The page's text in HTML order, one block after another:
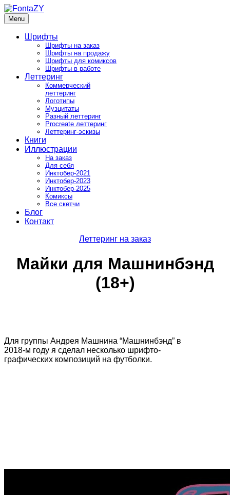
Skip
to
content
FontaZY
Fonts and pictures by Zakhar Yaschin
Menu
Шрифты
Шрифты на заказ
Шрифты на продажу
Шрифты для комиксов
Шрифты в работе
Леттеринг
Коммерческий
леттеринг
Логотипы
Музцитаты
Разный леттеринг
Procreate леттеринг
Леттеринг-эскизы
Книги
Иллюстрации
На заказ
Для себя
Инктобер-2021
Инктобер-2023
Инктобер-2025
Комиксы
Все скетчи
Блог
Контакт
Леттеринг на заказ
Майки для Машнинбэнд
(18+)
Для группы Андрея Машнина “Машнинбэнд” в
2018-м году я сделал несколько шрифто-
графических композиций на футболки.